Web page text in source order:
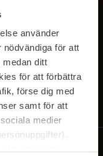
använder
för att
medan ditt
för att förbättra
förse dig med
samt för att
medier
. Peruuta tilaus milloin